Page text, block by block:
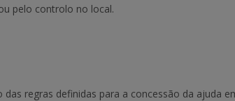
pelo controlo no local.
regras definidas para a concessão da ajuda